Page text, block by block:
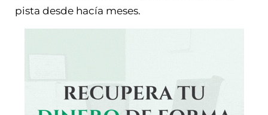
pista desde hacía meses.